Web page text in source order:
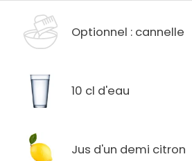
Optionnel : cannelle
10 cl d'eau
Jus d'un demi citron